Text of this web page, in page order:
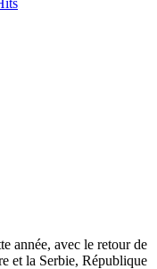
année, avec le retour de
et la Serbie, République